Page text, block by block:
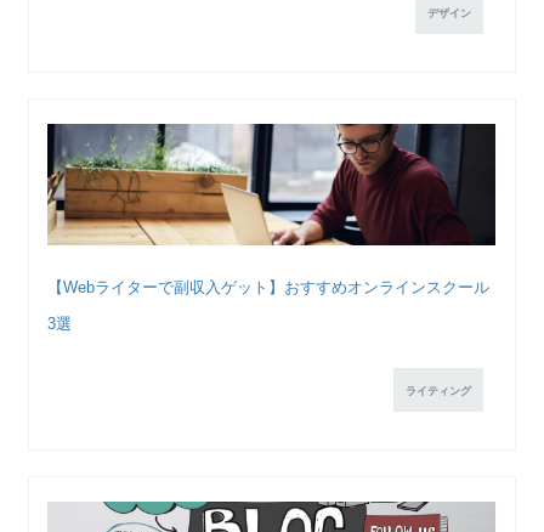
デザイン
【Webライターで副収入ゲット】おすすめオンラインスクール
3選
ライティング